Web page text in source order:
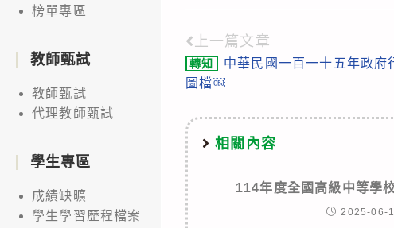
Read
more
上一篇文章
轉知
中華民國一百一十五年政府
圖檔￼
相關內容
114年度全國高級中等學
2025-06-
榜單專區
教師甄試
教師甄試
代理教師甄試
學生專區
成績缺曠
學生學習歷程檔案